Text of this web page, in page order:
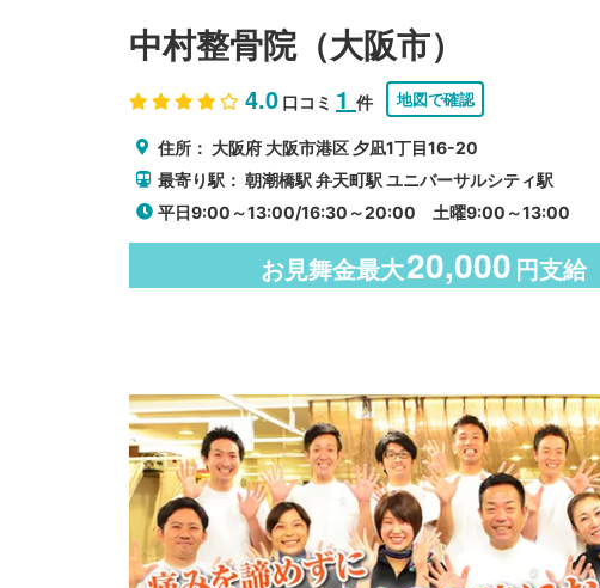
中村整骨院（大阪市）
4.0 口コミ 1 件 地図で確認
住所： 大阪府 大阪市港区 夕凪1丁目16-20
最寄り駅： 朝潮橋駅 弁天町駅 ユニバーサルシティ駅
平日9:00～13:00/16:30～20:00 土曜9:00～13:00
お見舞金最大20,000 円支給